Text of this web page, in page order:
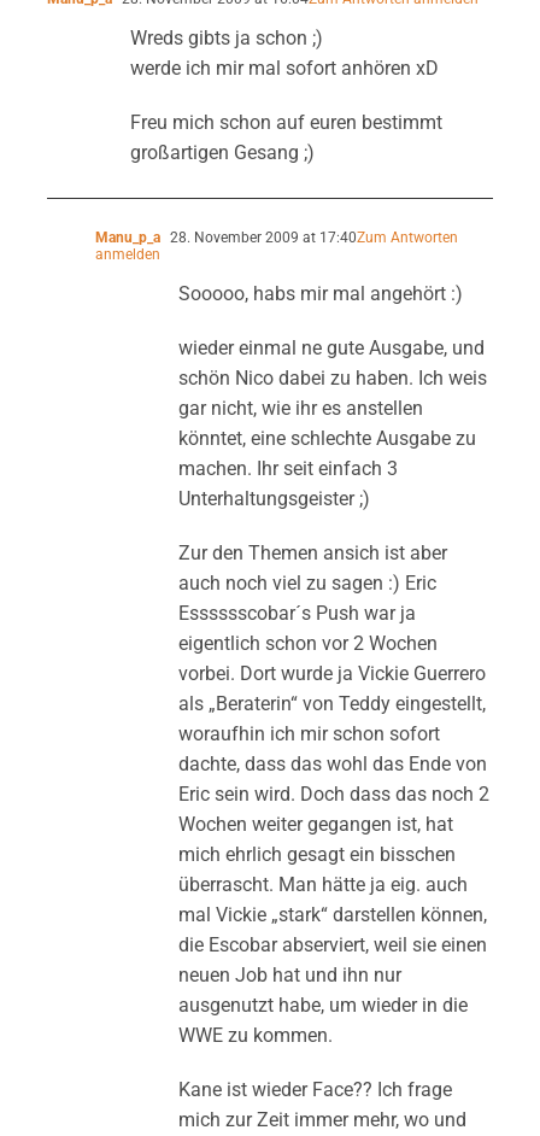
Wreds gibts ja schon ;)
werde ich mir mal sofort anhören xD
Freu mich schon auf euren bestimmt
großartigen Gesang ;)
Manu_p_a 28. November 2009 at 17:40Zum Antworten
anmelden
Sooooo, habs mir mal angehört :)
wieder einmal ne gute Ausgabe, und
schön Nico dabei zu haben. Ich weis
gar nicht, wie ihr es anstellen
könntet, eine schlechte Ausgabe zu
machen. Ihr seit einfach 3
Unterhaltungsgeister ;)
Zur den Themen ansich ist aber
auch noch viel zu sagen :) Eric
Esssssscobar´s Push war ja
eigentlich schon vor 2 Wochen
vorbei. Dort wurde ja Vickie Guerrero
als „Beraterin“ von Teddy eingestellt,
woraufhin ich mir schon sofort
dachte, dass das wohl das Ende von
Eric sein wird. Doch dass das noch 2
Wochen weiter gegangen ist, hat
mich ehrlich gesagt ein bisschen
überrascht. Man hätte ja eig. auch
mal Vickie „stark“ darstellen können,
die Escobar abserviert, weil sie einen
neuen Job hat und ihn nur
ausgenutzt habe, um wieder in die
WWE zu kommen.
Kane ist wieder Face?? Ich frage
mich zur Zeit immer mehr, wo und